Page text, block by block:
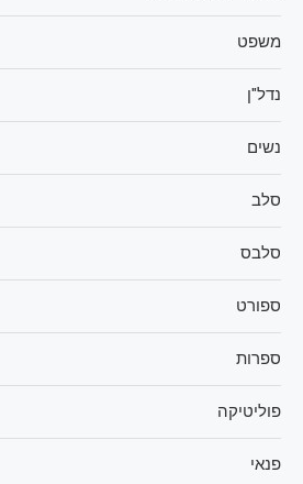
משפט
נדל"ן
נשים
סלב
סלבס
ספורט
ספרות
פוליטיקה
פנאי